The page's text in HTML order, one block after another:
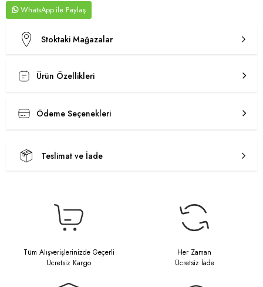
WhatsApp
Stoktaki Mağazalar
Ürün Özellikleri
Ödeme Seçenekleri
Teslimat ve İade
Tüm Alışverişlerinizde Geçerli
Ücretsiz Kargo
Her Zaman
Ücretsiz İade